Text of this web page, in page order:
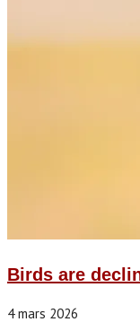
Birds are
4 mars 2026